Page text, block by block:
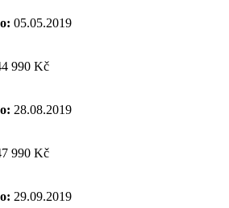
05.05.2019
990 Kč
28.08.2019
990 Kč
29.09.2019